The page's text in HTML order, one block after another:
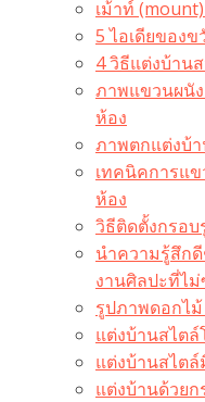
เม้าท์
5 ไอเดียของ
4 วิธีแต่งบ้าน
ภาพแขวนผนั
ห้อง
ภาพตกแต่งบ้
เทคนิคการแ
ห้อง
วิธีติดตั้งกรอ
นำความรู้สึก
งานศิลปะที่ไม่
รูปภาพดอกไ
แต่งบ้านสไตล์
แต่งบ้านสไต
แต่งบ้านด้วย